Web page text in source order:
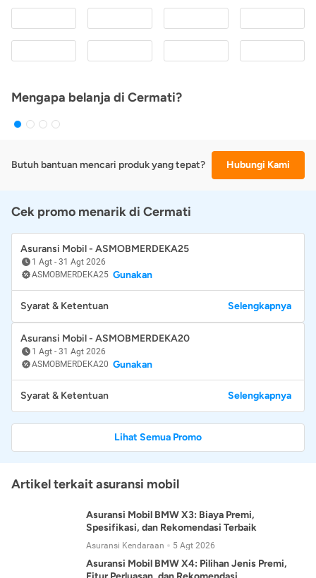
Mengapa belanja di Cermati?
Butuh bantuan mencari produk yang tepat? Hubungi Kami
Cek promo menarik di Cermati
Asuransi Mobil - ASMOBMERDEKA25
1 Agt - 31 Agt 2026
ASMOBMERDEKA25 Gunakan
Syarat & Ketentuan Selengkapnya
Asuransi Mobil - ASMOBMERDEKA20
1 Agt - 31 Agt 2026
ASMOBMERDEKA20 Gunakan
Syarat & Ketentuan Selengkapnya
Lihat Semua Promo
Artikel terkait asuransi mobil
Asuransi Mobil BMW X3: Biaya Premi,
Spesifikasi, dan Rekomendasi Terbaik
Asuransi Kendaraan 5 Agt 2026
Asuransi Mobil BMW X4: Pilihan Jenis Premi,